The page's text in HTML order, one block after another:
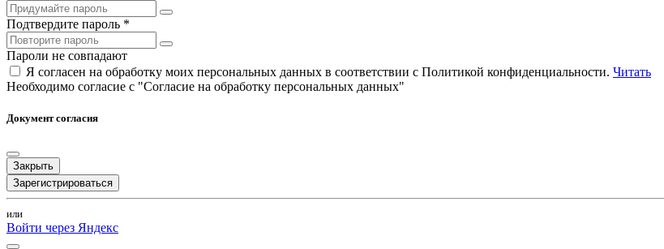
Подтвердите пароль *
Пароли не совпадают
Я согласен на обработку моих персональных данных в соответствии с Политикой конфиденциальности. Читать
Необходимо согласие с "Согласие на обработку персональных данных"
Документ согласия
Закрыть
Зарегистрироваться
или
Войти через Яндекс